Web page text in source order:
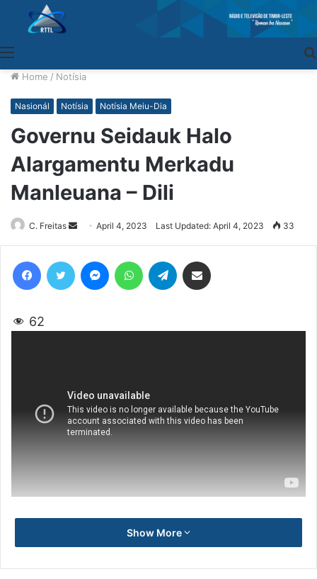
Home / Notísia
Nasionál Notísia Notísia Meiu-Dia
Governu Seidauk Halo
Alargamentu Merkadu
Manleuana – Dili
C. Freitas
Send
an
email
April 4, 2023 Last Updated: April 4, 2023 33
62
Show More